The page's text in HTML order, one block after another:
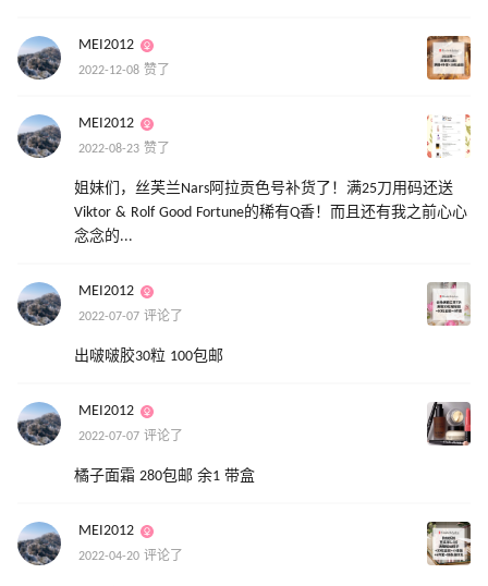
MEI2012
2022-12-08 赞了
MEI2012
2022-08-23 赞了
姐妹们，丝芙兰Nars阿拉贡色号补货了！满25刀用码还送
Viktor & Rolf Good Fortune的稀有Q香！而且还有我之前心心
念念的...
MEI2012
2022-07-07 评论了
出啵啵胶30粒 100包邮
MEI2012
2022-07-07 评论了
橘子面霜 280包邮 余1 带盒
MEI2012
2022-04-20 评论了